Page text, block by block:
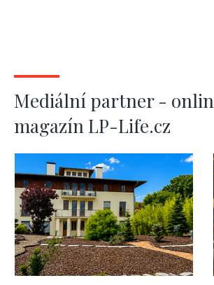
Mediální partner -
magazín LP-Life.cz